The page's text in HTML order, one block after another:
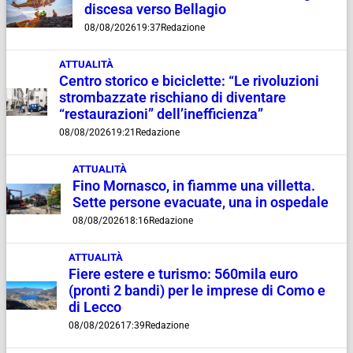
discesa verso Bellagio
08/08/202619:37Redazione
ATTUALITÀ
Centro storico e biciclette: “Le rivoluzioni
strombazzate rischiano di diventare
“restaurazioni” dell’inefficienza”
08/08/202619:21 Redazione
ATTUALITÀ
Fino Mornasco, in fiamme una villetta.
Sette persone evacuate, una in ospedale
08/08/202618:16Redazione
ATTUALITÀ
Fiere estere e turismo: 560mila euro
(pronti 2 bandi) per le imprese di Como e
di Lecco
08/08/202617:39Redazione